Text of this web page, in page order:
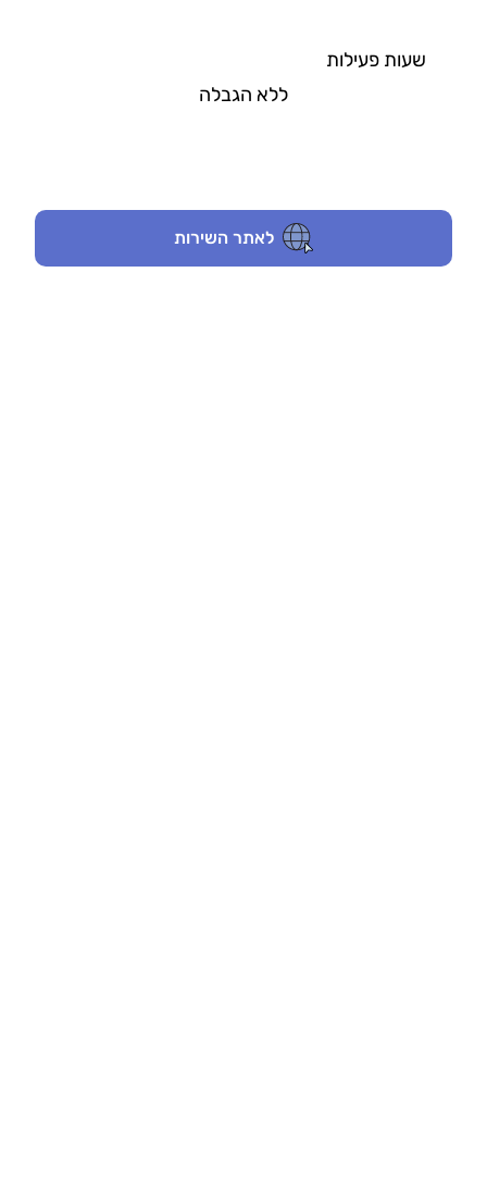
שעות פעילות
ללא הגבלה
לאתר השירות